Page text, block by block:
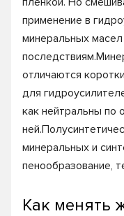
применение в
минеральных
отличаются
для
как нейтральны по
минеральных и
пенообразование,
Как менять